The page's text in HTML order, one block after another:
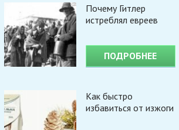
Почему Гитлер
истреблял евреев
ПОДРОБНЕЕ
Как быстро
избавиться от изжоги